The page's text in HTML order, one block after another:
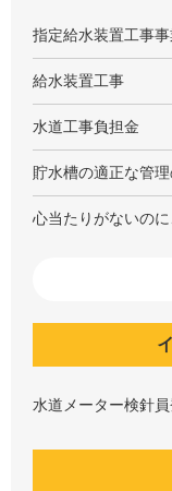
指定給水装置工事
給水装置工事
水道工事負担金
貯水槽の適正な管
心当たりがないの
水道メーター検針